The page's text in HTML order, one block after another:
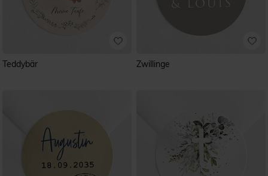
Teddybär Zwillinge